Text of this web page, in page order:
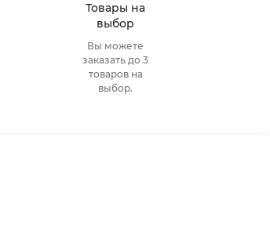
Товары на
выбор
Вы можете
заказать до 3
товаров на
выбор.